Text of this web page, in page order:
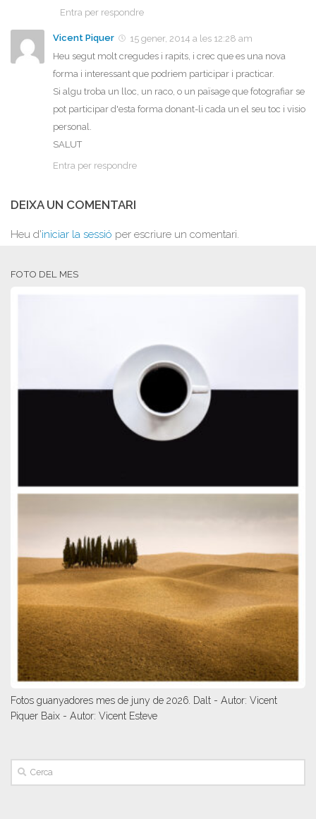
Entra per respondre
Vicent Piquer
15 gener, 2014 a les 12:28 am
Heu segut molt cregudes i rapits, i crec que es una nova
forma i interessant que podriem participar i practicar.
Si algu troba un lloc, un raco, o un païsage que fotografiar se
pot participar d'esta forma donant-li cada un el seu toc i visio
personal.
SALUT
Entra per respondre
DEIXA UN COMENTARI
Heu d'iniciar la sessió per escriure un comentari.
FOTO DEL MES
Fotos guanyadores mes de juny de 2026. Dalt - Autor: Vicent
Piquer Baix - Autor: Vicent Esteve